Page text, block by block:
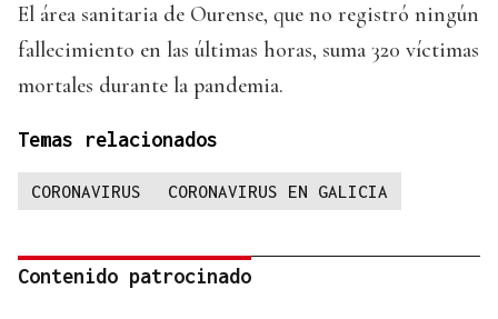
El área sanitaria de Ourense, que no registró ningún
fallecimiento en las últimas horas, suma 320 víctimas
mortales durante la pandemia.
Temas relacionados
CORONAVIRUS CORONAVIRUS EN GALICIA
Contenido patrocinado